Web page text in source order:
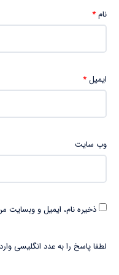
نام*
ایمیل*
وب‌ سایت
ذخیره نام، ایمیل و وبسایت
لطفا پاسخ را به عدد انگلیسی